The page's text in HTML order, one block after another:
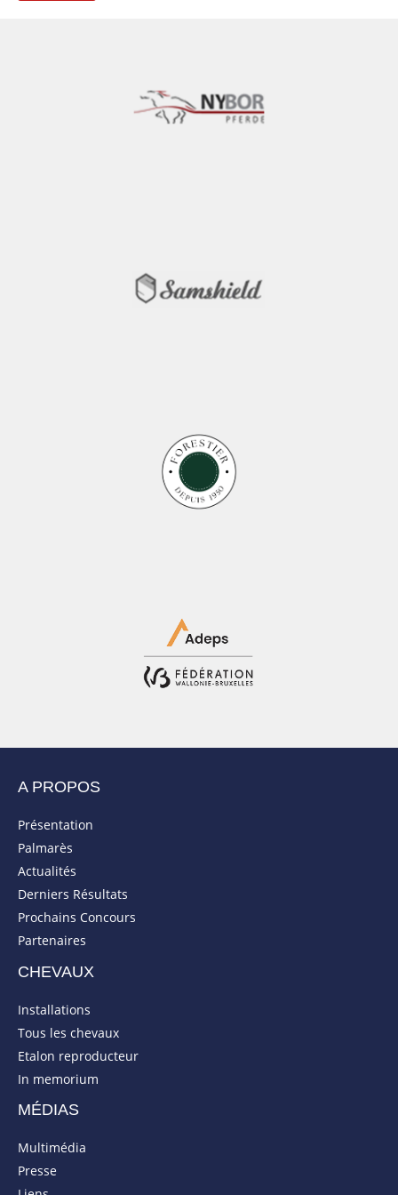
A PROPOS
Présentation
Palmarès
Actualités
Derniers Résultats
Prochains Concours
Partenaires
CHEVAUX
Installations
Tous les chevaux
Etalon reproducteur
In memorium
MÉDIAS
Multimédia
Presse